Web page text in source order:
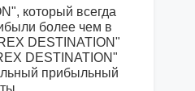
который всегда
более чем в
DESTINATION"
DESTINATION"
прибыльный